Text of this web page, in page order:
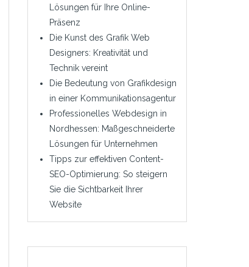
Lösungen für Ihre Online-
Präsenz
Die Kunst des Grafik Web
Designers: Kreativität und
Technik vereint
Die Bedeutung von Grafikdesign
in einer Kommunikationsagentur
Professionelles Webdesign in
Nordhessen: Maßgeschneiderte
Lösungen für Unternehmen
Tipps zur effektiven Content-
SEO-Optimierung: So steigern
Sie die Sichtbarkeit Ihrer
Website